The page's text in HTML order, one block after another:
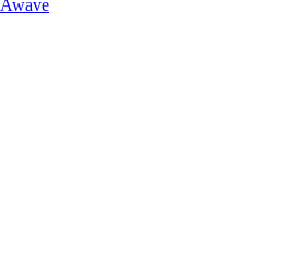
Awave